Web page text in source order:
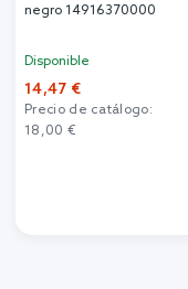
negro 14916370000
Disponible
14,47 €
Precio de catálogo:
18,00 €